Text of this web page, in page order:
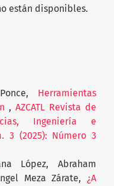
están disponibles.
Herramientas
, AZCATL Revista de
Ingeniería e
3 (2025): Número 3
López, Abraham
Meza Zárate, ¿A